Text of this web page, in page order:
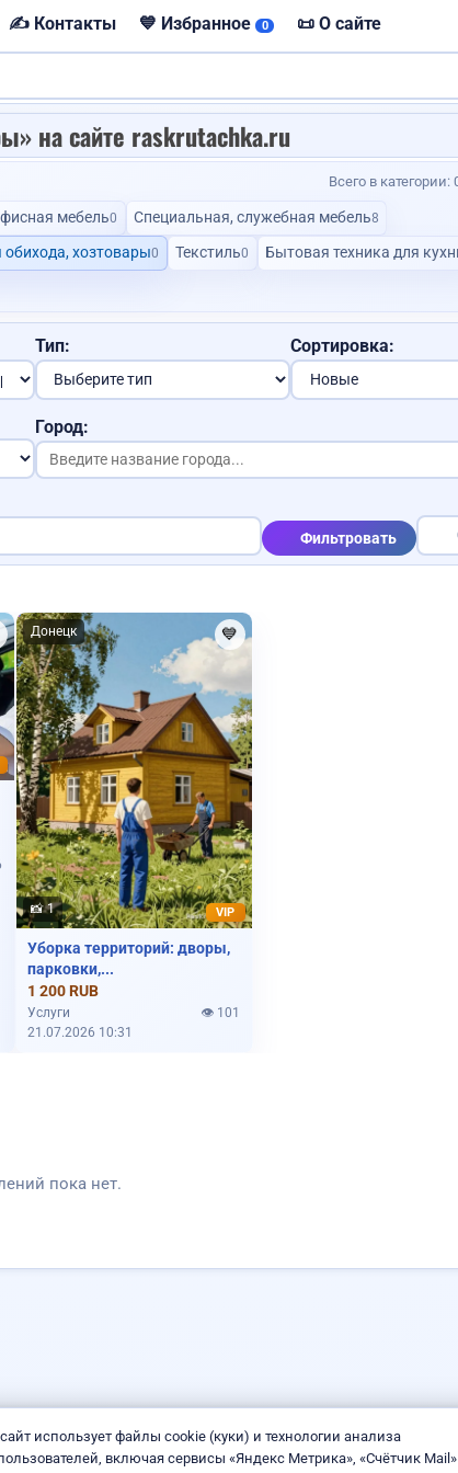
Продам дом
Сниму квартиру
Ищу работу
Услуги
Пропала собака
✍️ Контакты 💙 Избранное 0 📜 О сайте
на сайте raskrutachka.ru
Всего в
мебель0 Специальная, служебная мебель8
хозтовары0 Текстиль0 Бытовая техника для
Тип: Сортировка:
Город:
Фильтровать
VIP
Донецк
📸 1
💙
Уборка территорий: дворы,
парковки,...
1 200 RUB
Услуги
👁️ 101
21.07.2026 10:31
пока нет.
Помощь с закупкой товаров...
Договорная
Доставка авто
использует файлы cookie (куки) и технологии анализа
включая сервисы «Яндекс Метрика», «Счётчик Mail»